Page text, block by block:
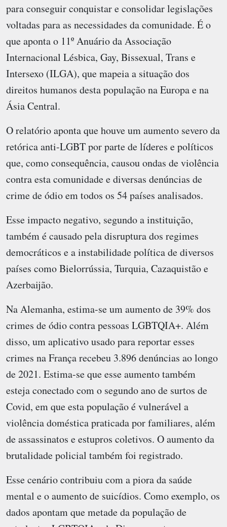
para conseguir conquistar e consolidar legislações
voltadas para as necessidades da comunidade. É o
que aponta o 11º Anuário da Associação
Internacional Lésbica, Gay, Bissexual, Trans e
Intersexo (ILGA), que mapeia a situação dos
direitos humanos desta população na Europa e na
Ásia Central.
O relatório aponta que houve um aumento severo da
retórica anti-LGBT por parte de líderes e políticos
que, como consequência, causou ondas de violência
contra esta comunidade e diversas denúncias de
crime de ódio em todos os 54 países analisados.
Esse impacto negativo, segundo a instituição,
também é causado pela disruptura dos regimes
democráticos e a instabilidade política de diversos
países como Bielorrússia, Turquia, Cazaquistão e
Azerbaijão.
Na Alemanha, estima-se um aumento de 39% dos
crimes de ódio contra pessoas LGBTQIA+. Além
disso, um aplicativo usado para reportar esses
crimes na França recebeu 3.896 denúncias ao longo
de 2021. Estima-se que esse aumento também
esteja conectado com o segundo ano de surtos de
Covid, em que esta população é vulnerável a
violência doméstica praticada por familiares, além
de assassinatos e estupros coletivos. O aumento da
brutalidade policial também foi registrado.
Esse cenário contribuiu com a piora da saúde
mental e o aumento de suicídios. Como exemplo, os
dados apontam que metade da população de